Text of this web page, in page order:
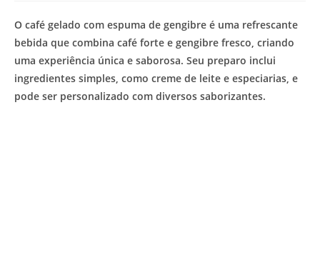
O café gelado com espuma de gengibre é uma refrescante
bebida que combina café forte e gengibre fresco, criando
uma experiência única e saborosa. Seu preparo inclui
ingredientes simples, como creme de leite e especiarias, e
pode ser personalizado com diversos saborizantes.